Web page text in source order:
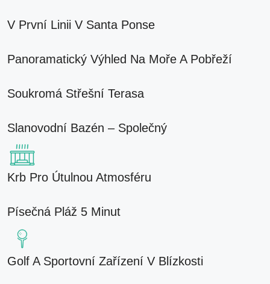
V První Linii V Santa Ponse
Panoramatický Výhled Na Moře A Pobřeží
Soukromá Střešní Terasa
Slanovodní Bazén – Společný
Krb Pro Útulnou Atmosféru
Písečná Pláž 5 Minut
Golf A Sportovní Zařízení V Blízkosti